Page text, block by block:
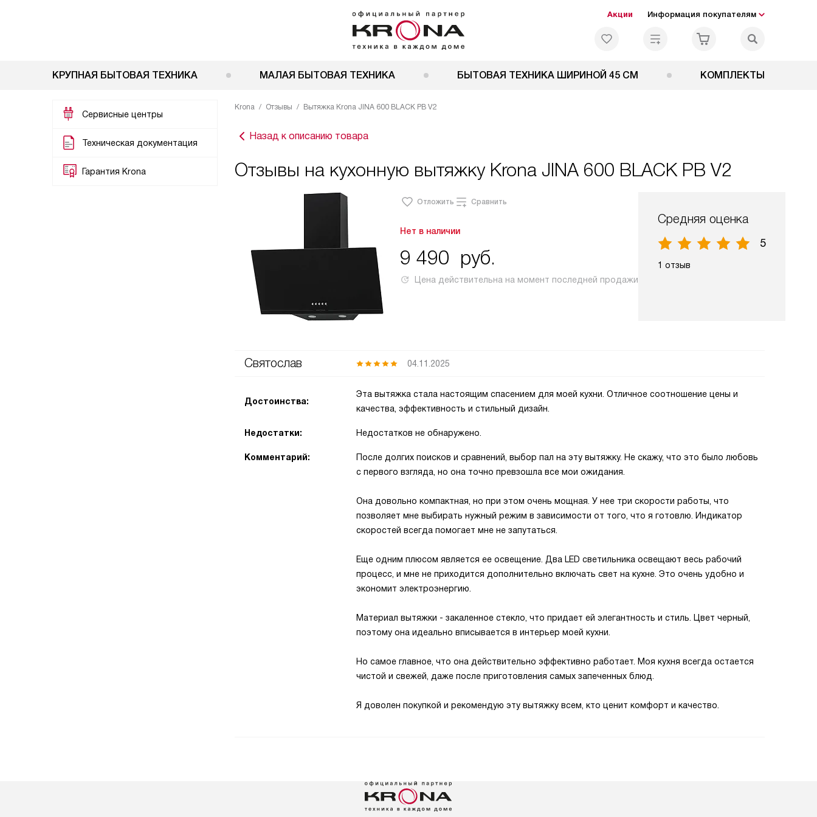
Акции Информация покупателям
КРУПНАЯ БЫТОВАЯ ТЕХНИКА МАЛАЯ БЫТОВАЯ ТЕХНИКА БЫТОВАЯ ТЕХНИКА ШИРИНОЙ 45 СМ КОМПЛЕКТЫ
Сервисные центры
Техническая документация
Гарантия Krona
Krona Отзывы Вытяжка Krona JINA 600 BLACK PB V2
Назад к описанию товара
Отзывы на кухонную вытяжку Krona JINA 600 BLACK PB V2
Отложить Сравнить
Нет в наличии
9 490 руб.
Цена действительна на момент последней продажи
Средняя оценка
5
1 отзыв
Святослав 04.11.2025
Достоинства:
Эта вытяжка стала настоящим спасением для моей кухни. Отличное соотношение цены и
качества, эффективность и стильный дизайн.
Недостатки: Недостатков не обнаружено.
Комментарий:
После долгих поисков и сравнений, выбор пал на эту вытяжку. Не скажу, что это было любовь
с первого взгляда, но она точно превзошла все мои ожидания.
Она довольно компактная, но при этом очень мощная. У нее три скорости работы, что
позволяет мне выбирать нужный режим в зависимости от того, что я готовлю. Индикатор
скоростей всегда помогает мне не запутаться.
Еще одним плюсом является ее освещение. Два LED светильника освещают весь рабочий
процесс, и мне не приходится дополнительно включать свет на кухне. Это очень удобно и
экономит электроэнергию.
Материал вытяжки - закаленное стекло, что придает ей элегантность и стиль. Цвет черный,
поэтому она идеально вписывается в интерьер моей кухни.
Но самое главное, что она действительно эффективно работает. Моя кухня всегда остается
чистой и свежей, даже после приготовления самых запеченных блюд.
Я доволен покупкой и рекомендую эту вытяжку всем, кто ценит комфорт и качество.